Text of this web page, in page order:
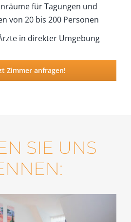
für Tagungen und
von 20 bis 200 Personen
in direkter Umgebung
Zimmer anfragen!
SIE UNS